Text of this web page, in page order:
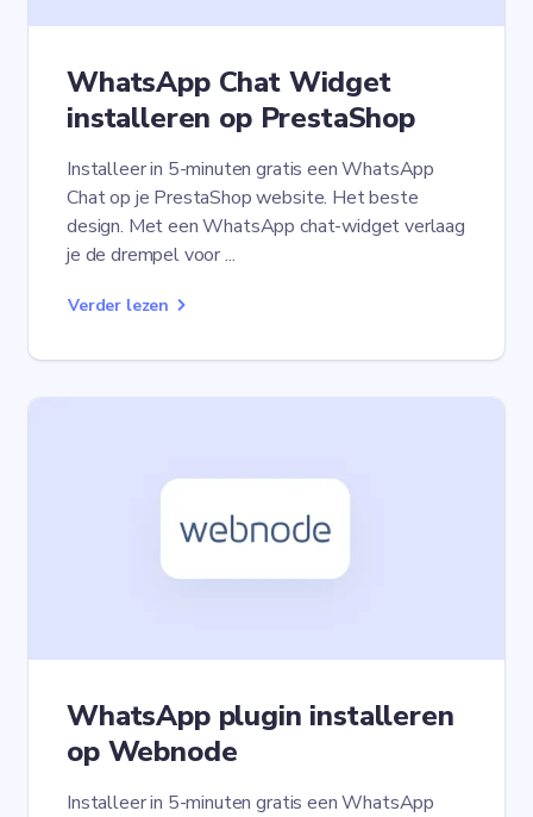
WhatsApp Chat Widget
installeren op PrestaShop
Installeer in 5-minuten gratis een WhatsApp
Chat op je PrestaShop website. Het beste
design. Met een WhatsApp chat-widget verlaag
je de drempel voor ...
Verder lezen
WhatsApp plugin installeren
op Webnode
Installeer in 5-minuten gratis een WhatsApp